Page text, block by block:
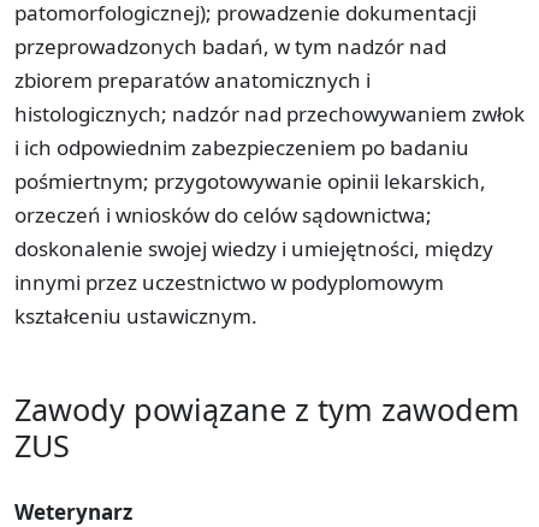
patomorfologicznej); prowadzenie dokumentacji
przeprowadzonych badań, w tym nadzór nad
zbiorem preparatów anatomicznych i
histologicznych; nadzór nad przechowywaniem zwłok
i ich odpowiednim zabezpieczeniem po badaniu
pośmiertnym; przygotowywanie opinii lekarskich,
orzeczeń i wniosków do celów sądownictwa;
doskonalenie swojej wiedzy i umiejętności, między
innymi przez uczestnictwo w podyplomowym
kształceniu ustawicznym.
Zawody powiązane z tym zawodem
ZUS
Weterynarz